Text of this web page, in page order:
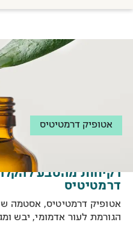
שיסייעו לסובלים
אטופיק דרמטיטיס
רקיחות מהטבע
דרמטיטיס
אטופיק דרמטיטיס, אסטמה
הגורמת לעור אדמומי, יבש